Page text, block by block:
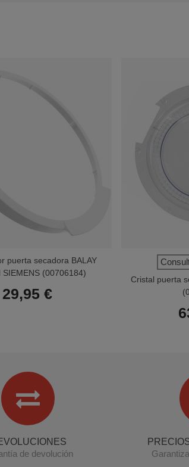
puerta secadora BALAY
SIEMENS (00706184)
29,95 €
Cristal puerta
de devolución